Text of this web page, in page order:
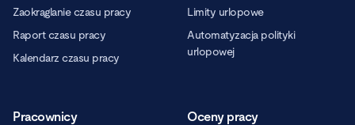
Zaokrąglanie czasu pracy
Raport czasu pracy
Kalendarz czasu pracy
Limity urlopowe
Automatyzacja polityki
urlopowej
Pracownicy Oceny pracy